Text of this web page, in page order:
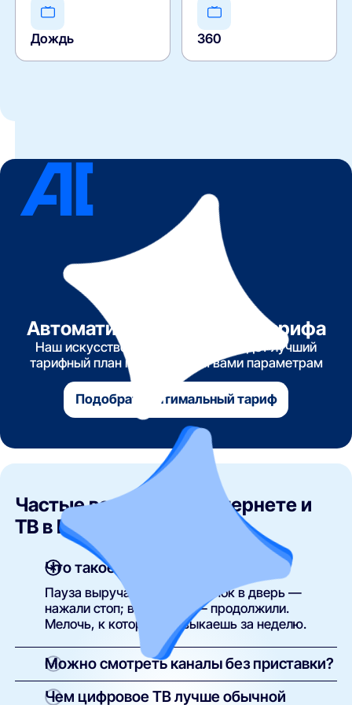
Дождь 360
Автоматический подбор тарифа
Наш искусственный интеллект найдет лучший
тарифный план по указанным вами параметрам
Подобрать оптимальный тариф
Частые вопросы об интернете и
ТВ в Рязани
Что такое архив эфира и пауза?
Пауза выручает в быту: звонок в дверь —
нажали стоп; вернулись — продолжили.
Мелочь, к которой привыкаешь за неделю.
Можно смотреть каналы без приставки?
Без приставки: приложение на Smart TV или
Чем цифровое ТВ лучше обычной